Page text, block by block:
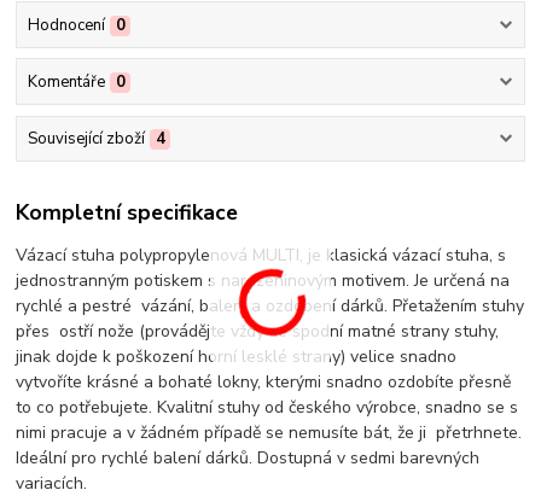
Hodnocení 0
Komentáře 0
Související zboží 4
Kompletní specifikace
Vázací stuha polypropylenová MULTI, je klasická vázací stuha, s
jednostranným potiskem s narozeninovým motivem. Je určená na
rychlé a pestré vázání, balení a ozdobení dárků. Přetažením stuhy
přes ostří nože (provádějte vždy ze spodní matné strany stuhy,
jinak dojde k poškození horní lesklé strany) velice snadno
vytvoříte krásné a bohaté lokny, kterými snadno ozdobíte přesně
to co potřebujete. Kvalitní stuhy od českého výrobce, snadno se s
nimi pracuje a v žádném případě se nemusíte bát, že ji přetrhnete.
Ideální pro rychlé balení dárků. Dostupná v sedmi barevných
variacích.